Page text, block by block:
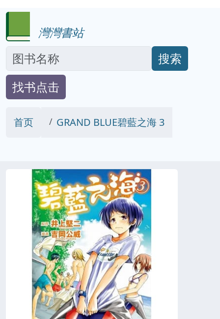
灣灣書站
搜索
找书点击
首页 GRAND BLUE碧藍之海 3